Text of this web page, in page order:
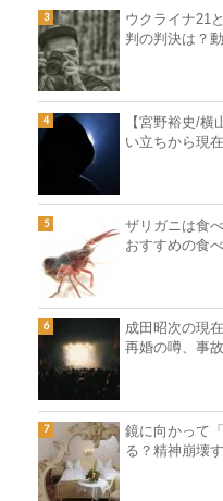
ウクライナ21
判の判決は？
【宮野裕史/
い立ちから現
ザリガニは食
おすすめの食
成田昭次の現
再婚の噂、事
鏡に向かって
る？精神崩壊